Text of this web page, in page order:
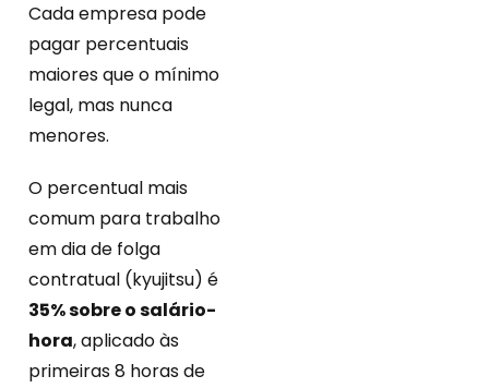
Cada empresa pode
pagar percentuais
maiores que o mínimo
legal, mas nunca
menores.
O percentual mais
comum para trabalho
em dia de folga
contratual (kyujitsu) é
35% sobre o salário-
hora, aplicado às
primeiras 8 horas de